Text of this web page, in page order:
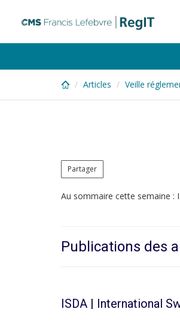
content
Articles Veille
Partager
Au sommaire cette semaine :
Publications des
ISDA | International